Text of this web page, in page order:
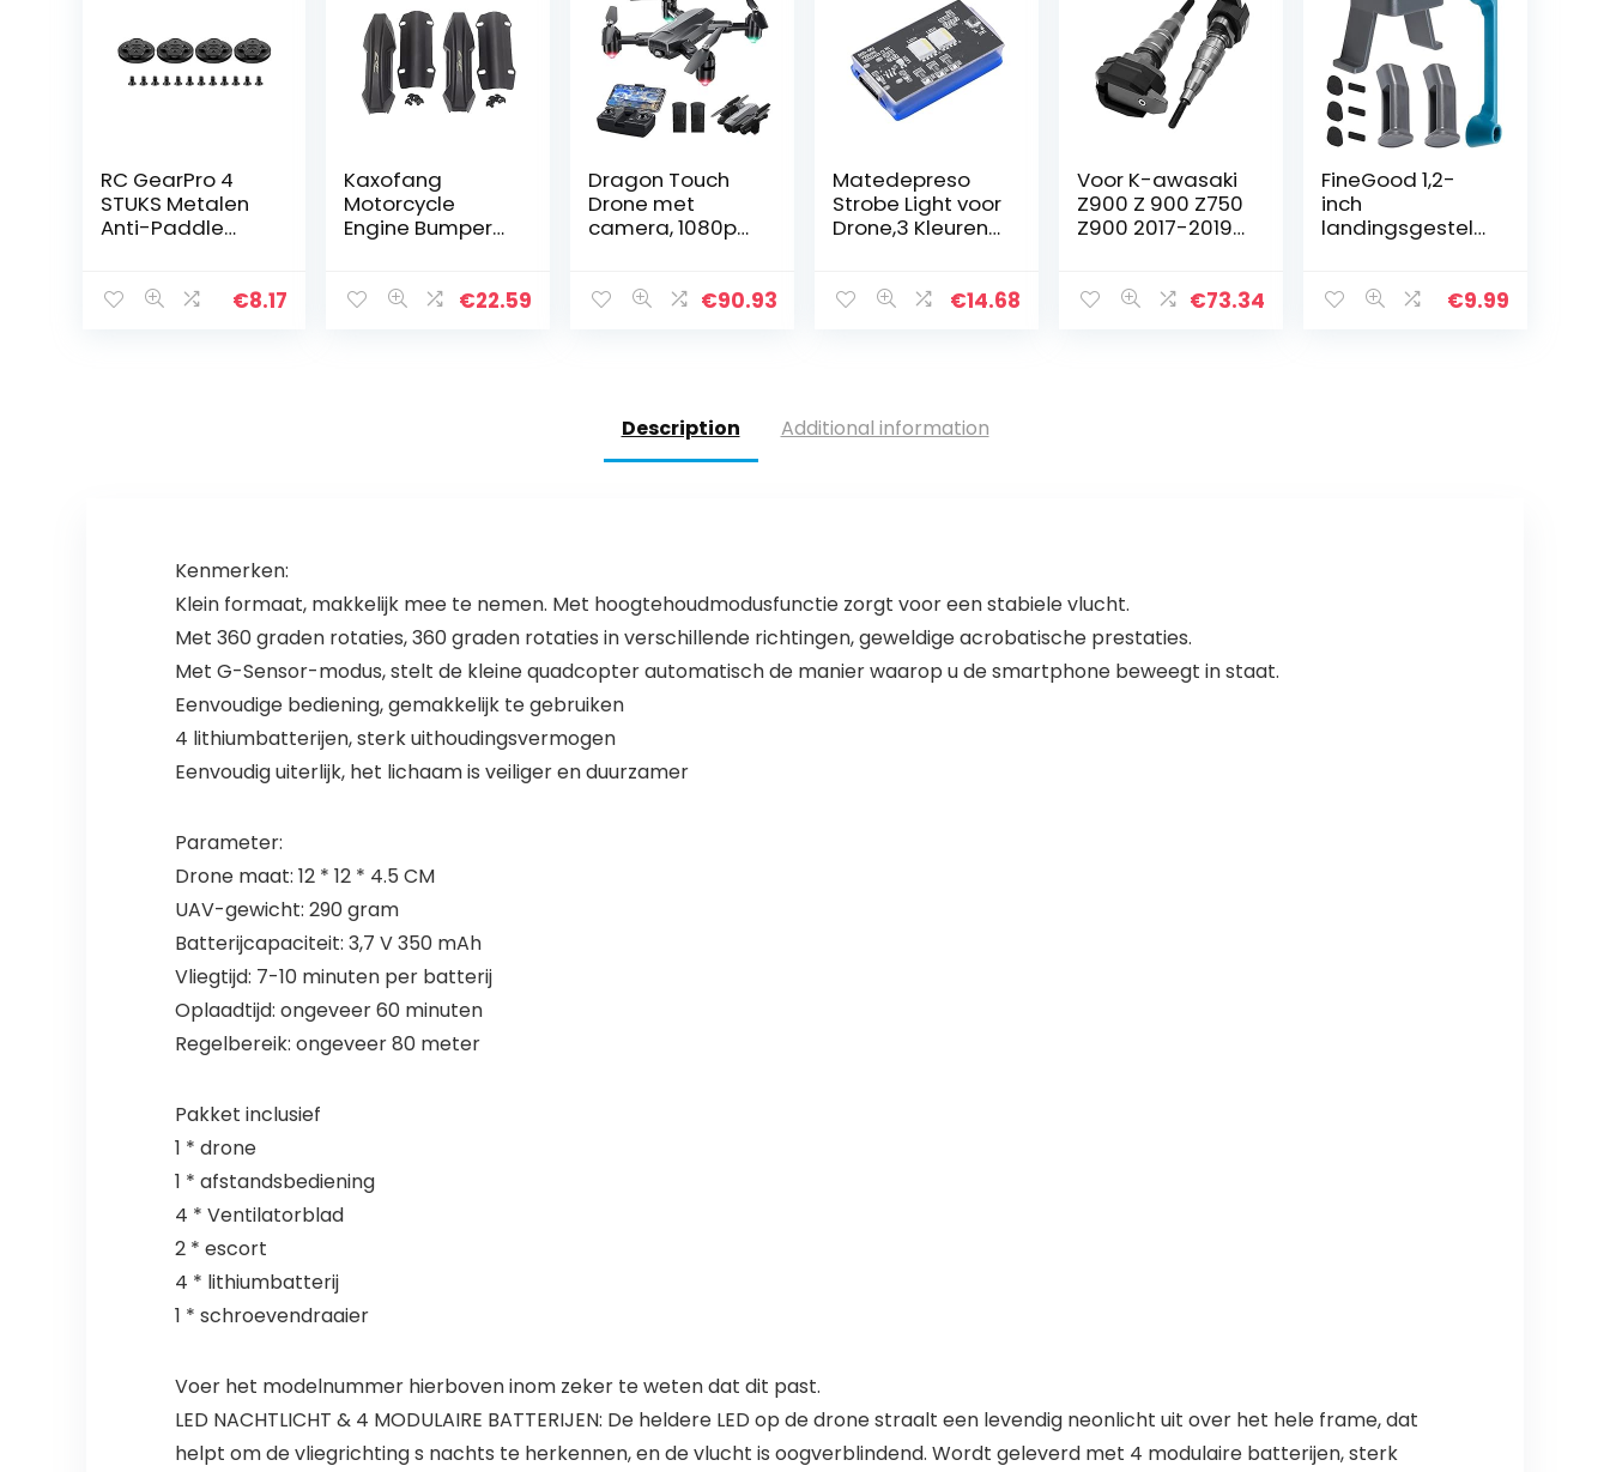
RC GearPro 4
STUKS Metalen
Anti-Paddle
Propellers
€8.17
Kaxofang
Motorcycle
Engine Bumper
CRF 1100 L Anti
€22.59
Dragon Touch
Drone met
camera, 1080p
duurzaam, RC
€90.93
Matedepreso
Strobe Light voor
Drone,3 Kleuren
icht,Mini Drone
€14.68
Voor K-awasaki
Z900 Z 900 Z750
Z900 2017-2019
Bescherming
€73.34
FineGood 1,2-
inch
landingsgestelp
joystickbescher
€9.99
Description Additional information
Kenmerken:
Klein formaat, makkelijk mee te nemen. Met hoogtehoudmodusfunctie zorgt voor een stabiele vlucht.
Met 360 graden rotaties, 360 graden rotaties in verschillende richtingen, geweldige acrobatische prestaties.
Met G-Sensor-modus, stelt de kleine quadcopter automatisch de manier waarop u de smartphone beweegt in staat.
Eenvoudige bediening, gemakkelijk te gebruiken
4 lithiumbatterijen, sterk uithoudingsvermogen
Eenvoudig uiterlijk, het lichaam is veiliger en duurzamer
Parameter:
Drone maat: 12 * 12 * 4.5 CM
UAV-gewicht: 290 gram
Batterijcapaciteit: 3,7 V 350 mAh
Vliegtijd: 7-10 minuten per batterij
Oplaadtijd: ongeveer 60 minuten
Regelbereik: ongeveer 80 meter
Pakket inclusief
1 * drone
1 * afstandsbediening
4 * Ventilatorblad
2 * escort
4 * lithiumbatterij
1 * schroevendraaier
Voer het modelnummer hierboven inom zeker te weten dat dit past.
LED NACHTLICHT & 4 MODULAIRE BATTERIJEN: De heldere LED op de drone straalt een levendig neonlicht uit over het hele frame, dat
helpt om de vliegrichting s nachts te herkennen, en de vlucht is oogverblindend. Wordt geleverd met 4 modulaire batterijen, sterk